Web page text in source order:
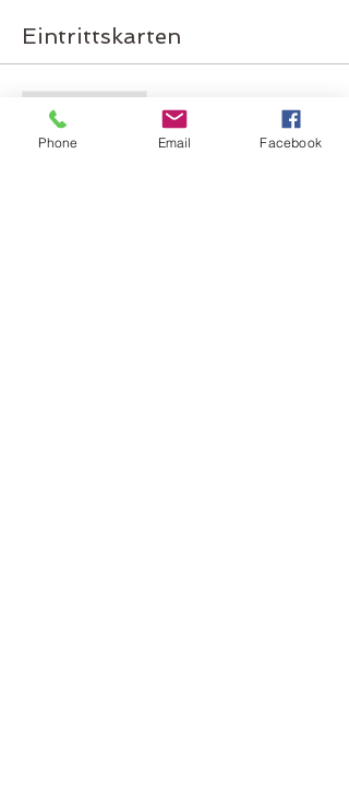
Eintrittskarten
Verkauf beendet
Tickettyp
Phone Email Facebook